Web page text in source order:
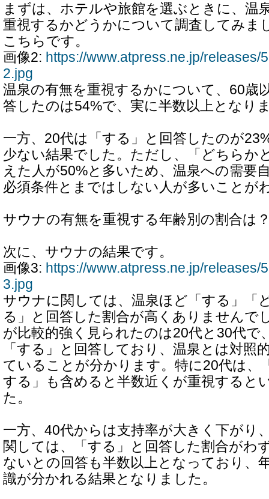
まずは、ホテルや旅館を選ぶときに、温
重視するかどうかについて調査してみま
こちらです。
画像2: https://www.atpress.ne.jp/releases/
2.jpg
温泉の有無を重視するかについて、60歳
答したのは54%で、実に半数以上となり
一方、20代は「する」と回答したのが
少ない結果でした。ただし、「どちらか
えた人が50%と多いため、温泉への需要
必須条件とまではしない人が多いことが
サウナの有無を重視する年齢別の割合は
次に、サウナの結果です。
画像3: https://www.atpress.ne.jp/releases/
3.jpg
サウナに関しては、温泉ほど「する」「
る」と回答した割合が高くありませんで
が比較的強く見られたのは20代と30代で
「する」と回答しており、温泉とは対照
ていることが分かります。特に20代は、
する」も含めると半数近くが重視すると
た。
一方、40代からは支持率が大きく下がり
関しては、「する」と回答した割合がわ
ないとの回答も半数以上となっており、
識が分かれる結果となりました。